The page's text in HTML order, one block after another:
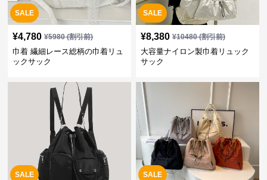
SALE
¥4,780 ¥5980(割引前)
巾着 繊細レース総柄の巾着リュ
ックサック
SALE
¥8,380 ¥10480(割引前)
大容量ナイロン製巾着リュック
サック
SALE SALE